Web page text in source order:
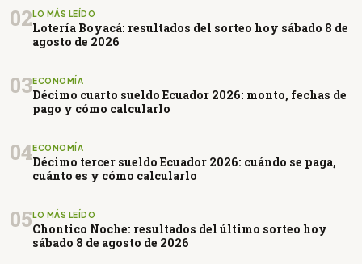
02LO MÁS LEÍDO
Lotería Boyacá: resultados del sorteo hoy sábado 8 de
agosto de 2026
03ECONOMÍA
Décimo cuarto sueldo Ecuador 2026: monto, fechas de
pago y cómo calcularlo
04ECONOMÍA
Décimo tercer sueldo Ecuador 2026: cuándo se paga,
cuánto es y cómo calcularlo
05LO MÁS LEÍDO
Chontico Noche: resultados del último sorteo hoy
sábado 8 de agosto de 2026